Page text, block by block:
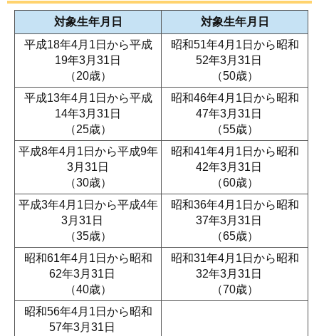
対象生年月日
対象生年月日
平成18年4月1日から平成
19年3月31日
（20歳）
昭和51年4月1日から昭和
52年3月31日
（50歳）
平成13年4月1日から平成
14年3月31日
（25歳）
昭和46年4月1日から昭和
47年3月31日
（55歳）
平成8年4月1日から平成9年
3月31日
（30歳）
昭和41年4月1日から昭和
42年3月31日
（60歳）
平成3年4月1日から平成4年
3月31日
（35歳）
昭和36年4月1日から昭和
37年3月31日
（65歳）
昭和61年4月1日から昭和
62年3月31日
（40歳）
昭和31年4月1日から昭和
32年3月31日
（70歳）
昭和56年4月1日から昭和
57年3月31日